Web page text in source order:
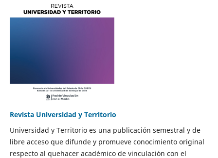
Revista Universidad y Territorio
Universidad y Territorio es una publicación semestral y de
libre acceso que difunde y promueve conocimiento original
respecto al quehacer académico de vinculación con el